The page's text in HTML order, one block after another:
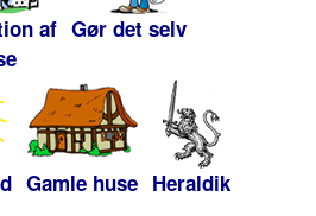
af Gør det selv
Gamle huse Heraldik